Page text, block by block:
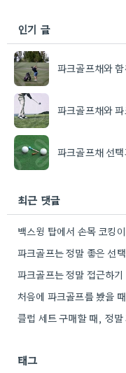
인기 글
파크골프채와
파크골프채와
파크골프채 선
최근 댓글
태그